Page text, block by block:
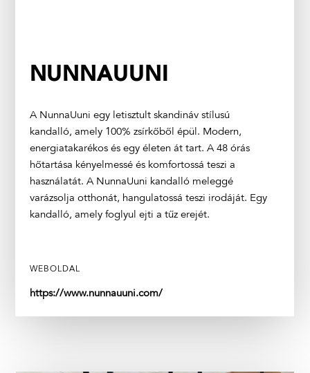
NUNNAUUNI
A NunnaUuni egy letisztult skandináv stílusú
kandalló, amely 100% zsírkőből épül. Modern,
energiatakarékos és egy életen át tart. A 48 órás
hőtartása kényelmessé és komfortossá teszi a
használatát. A NunnaUuni kandalló meleggé
varázsolja otthonát, hangulatossá teszi irodáját. Egy
kandalló, amely foglyul ejti a tűz erejét.
WEBOLDAL
https://www.nunnauuni.com/